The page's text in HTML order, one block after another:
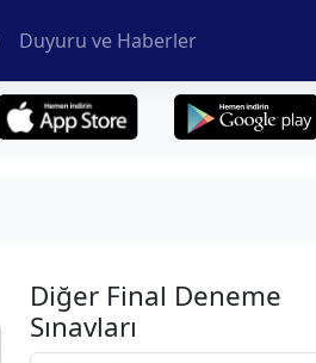
Duyuru ve Haberler
Diğer Final Deneme
Sınavları